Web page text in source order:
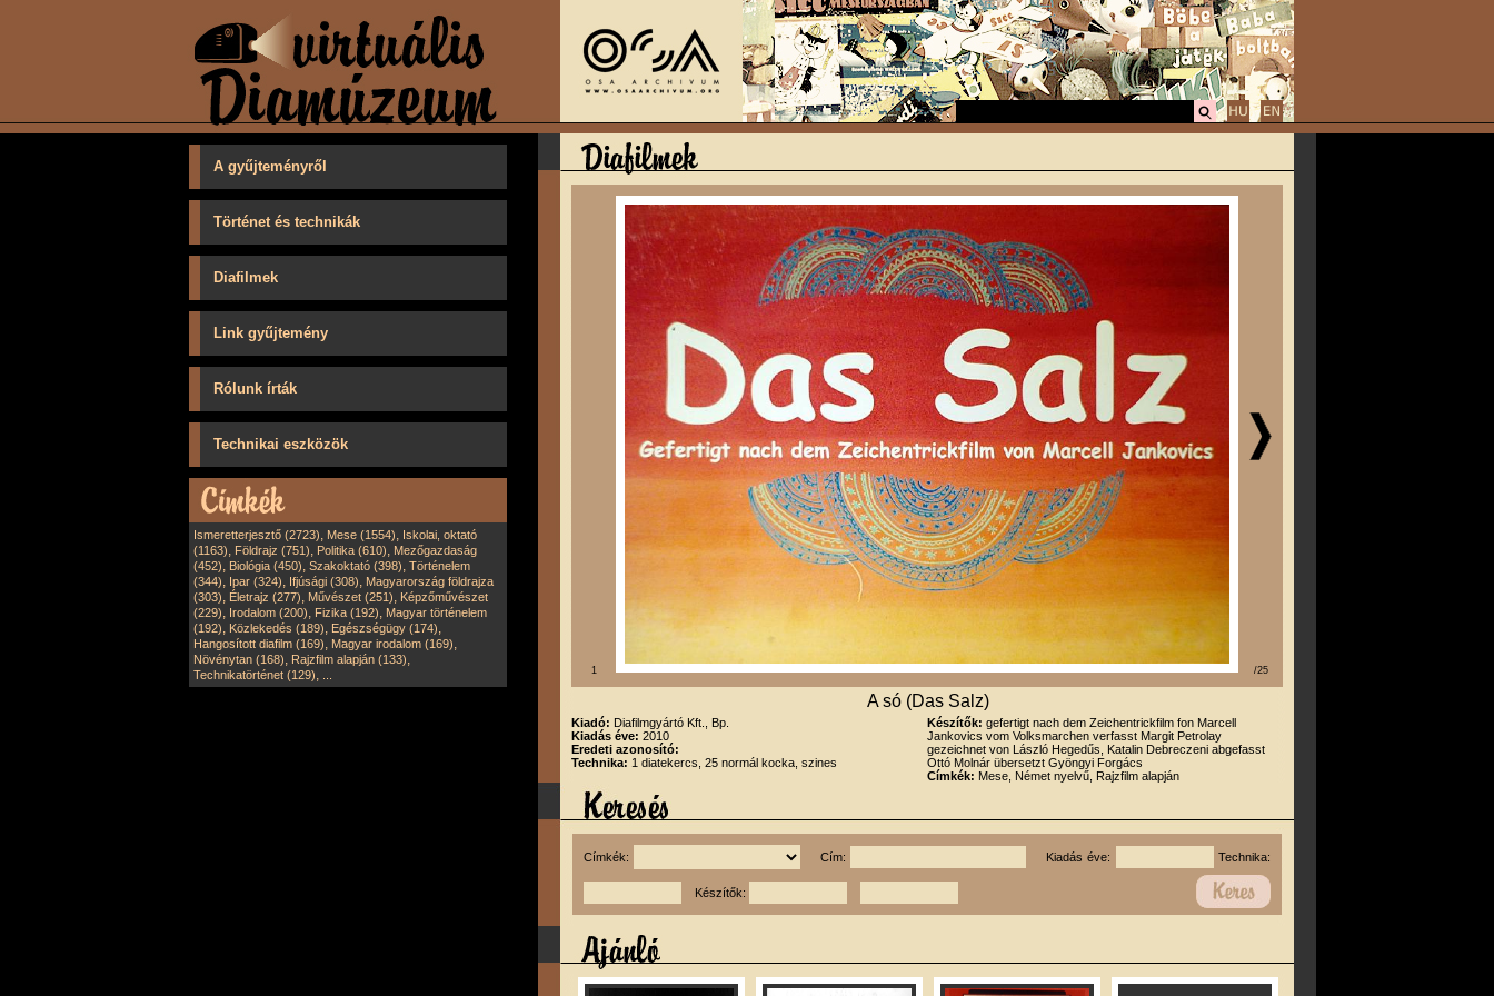
A gyűjteményről
Történet és technikák
Diafilmek
Link gyűjtemény
Rólunk írták
Technikai eszközök
Ismeretterjesztő (2723), Mese (1554), Iskolai, oktató
(1163), Földrajz (751), Politika (610), Mezőgazdaság
(452), Biológia (450), Szakoktató (398), Történelem
(344), Ipar (324), Ifjúsági (308), Magyarország földrajza
(303), Életrajz (277), Művészet (251), Képzőművészet
(229), Irodalom (200), Fizika (192), Magyar történelem
(192), Közlekedés (189), Egészségügy (174),
Hangosított diafilm (169), Magyar irodalom (169),
Növénytan (168), Rajzfilm alapján (133),
Technikatörténet (129), 1 /25
A só (Das Salz)
Kiadó: Diafilmgyártó Kft., Bp.
Kiadás éve: 2010
Eredeti azonosító:
Technika: 1 diatekercs, 25 normál kocka, szines
Készítők: gefertigt nach dem Zeichentrickfilm fon Marcell
Jankovics vom Volksmarchen verfasst Margit Petrolay
gezeichnet von László Hegedűs, Katalin Debreczeni abgefasst
Ottó Molnár übersetzt Gyöngyi Forgács
Címkék: Mese, Német nyelvű, Rajzfilm alapján
Címkék: Cím: Kiadás éve: Technika:
Készítők: